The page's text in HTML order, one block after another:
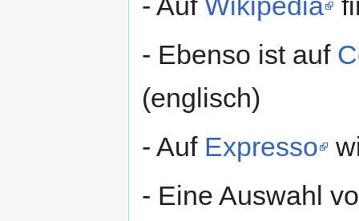
- Ebenso ist auf
(englisch)
- Auf Expresso
- Eine Auswahl